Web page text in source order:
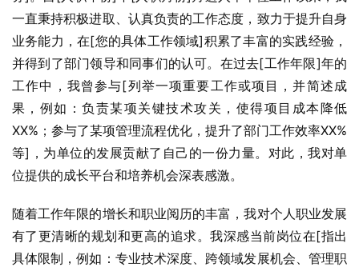
一直秉持积极进取、认真负责的工作态度，致力于提升自身
业务能力，在[您的具体工作领域]积累了丰富的实践经验，
并得到了部门领导和同事们的认可。在过去[工作年限]年的
工作中，我曾参与[列举一项重要工作或项目，并简述成
果，例如：负责某项关键技术攻关，使得项目成本降低
XX%；参与了某项管理流程优化，提升了部门工作效率XX%
等]，为单位的发展贡献了自己的一份力量。对此，我对单
位提供的成长平台和培养机会深表感激。
随着工作年限的增长和职业阅历的丰富，我对个人职业发展
有了更清晰的规划和更高的追求。我深感当前岗位在[指出
具体限制，例如：专业技术深度、跨领域发展机会、管理职